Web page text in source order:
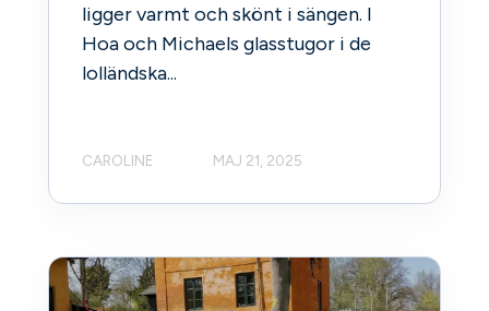
ligger varmt och skönt i sängen. I
Hoa och Michaels glasstugor i de
lolländska...
CAROLINE MAJ 21, 2025